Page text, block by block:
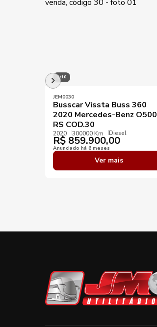
1/10
JEM0030
Busscar Vissta Buss 360
2020 Mercedes-Benz O500
RS COD.30
2020 300000 Km Diesel
R$ 859.900,00
Anunciado há 6 meses
Ver mais